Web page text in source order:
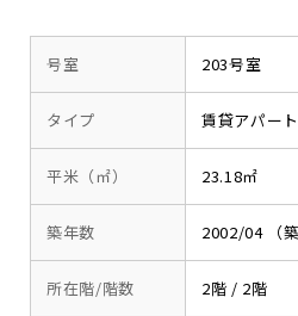
号室 203号室
タイプ 賃貸アパート
平米（㎡） 23.18㎡
築年数 2002/04 （築
所在階/階数 2階 / 2階